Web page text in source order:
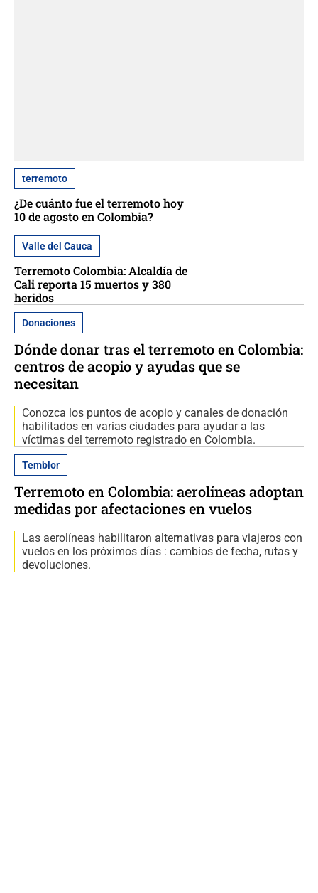
terremoto
¿De cuánto fue el terremoto hoy
10 de agosto en Colombia?
Valle del Cauca
Terremoto Colombia: Alcaldía de
Cali reporta 15 muertos y 380
heridos
Donaciones
Dónde donar tras el terremoto en Colombia:
centros de acopio y ayudas que se
necesitan
Conozca los puntos de acopio y canales de donación
habilitados en varias ciudades para ayudar a las
víctimas del terremoto registrado en Colombia.
Temblor
Terremoto en Colombia: aerolíneas adoptan
medidas por afectaciones en vuelos
Las aerolíneas habilitaron alternativas para viajeros con
vuelos en los próximos días : cambios de fecha, rutas y
devoluciones.